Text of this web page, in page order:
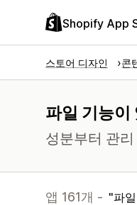
Shopify App
스토어 디자인 콘
파일 기능이
성분부터 관
앱 161개 - 파일